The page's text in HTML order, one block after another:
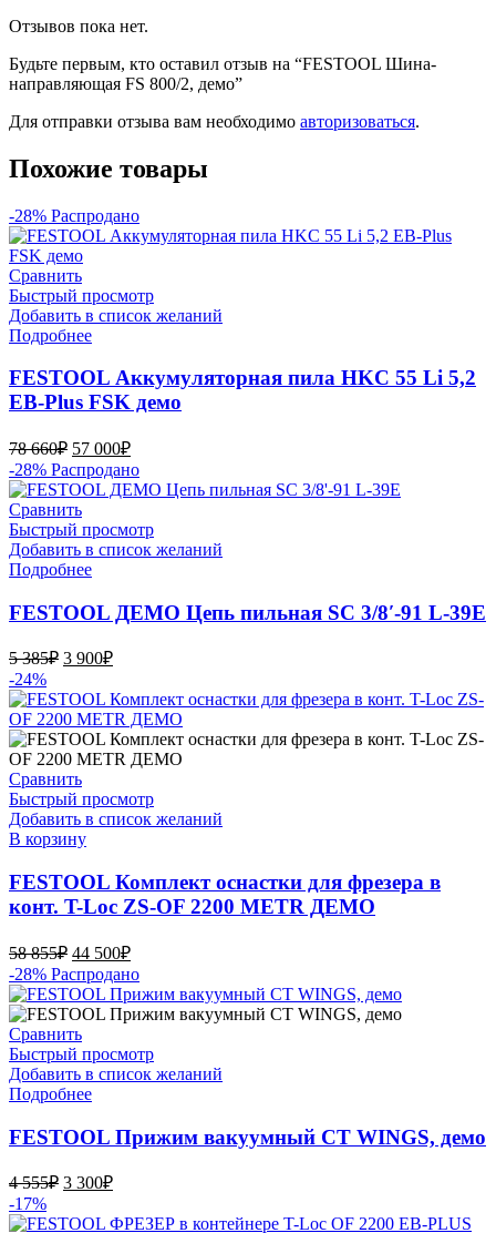
Отзывов пока нет.
Будьте первым, кто оставил отзыв на “FESTOOL Шина-
направляющая FS 800/2, демо”
Для отправки отзыва вам необходимо авторизоваться.
Похожие товары
-28% Распродано
Сравнить
Быстрый просмотр
Добавить в список желаний
Подробнее
FESTOOL Аккумуляторная пила HKC 55 Li 5,2
EB-Plus FSK демо
78 660₽ Первоначальная
цена
составляла
78
660₽.
57 000₽Текущая
цена:
57
-28% Распродано
Сравнить
Быстрый просмотр
Добавить в список желаний
Подробнее
FESTOOL ДЕМО Цепь пильная SC 3/8′-91 L-39E
5 385₽ Первоначальная
составляла
5
385₽.
3 900₽Текущая
3
900₽.
-24%
Сравнить
Быстрый просмотр
Добавить в список желаний
В корзину
FESTOOL Комплект оснастки для фрезера в
конт. T-Loc ZS-OF 2200 METR ДЕМО
58 855₽ Первоначальная
цена
составляла
58
855₽.
44 500₽Текущая
цена:
44
500₽.
-28% Распродано
Сравнить
Быстрый просмотр
Добавить в список желаний
Подробнее
FESTOOL Прижим вакуумный CT WINGS, демо
4 555₽ Первоначальная
составляла
3 300₽Текущая
3
-17%